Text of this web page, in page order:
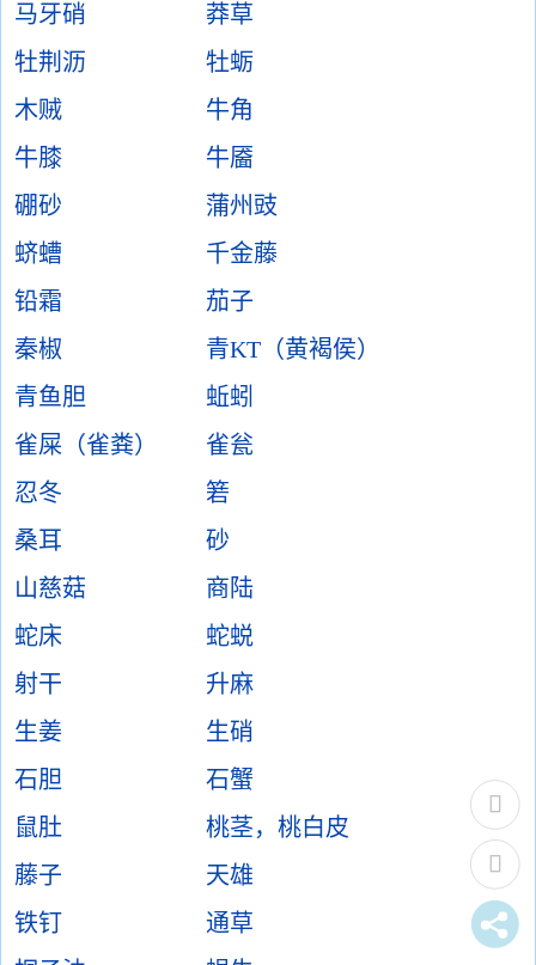
马牙硝
莽草
牡荆沥
牡蛎
木贼
牛角
牛膝
牛靥
硼砂
蒲州豉
蛴螬
千金藤
铅霜
茄子
秦椒
青KT（黄褐侯）
青鱼胆
蚯蚓
雀屎（雀粪）
雀瓮
忍冬
箬
桑耳
砂
山慈菇
商陆
蛇床
蛇蜕
射干
升麻
生姜
生硝
石胆
石蟹
鼠肚
桃茎，桃白皮
藤子
天雄
铁钉
通草